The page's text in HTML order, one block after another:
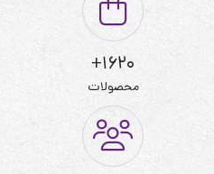
1620+
محصولات